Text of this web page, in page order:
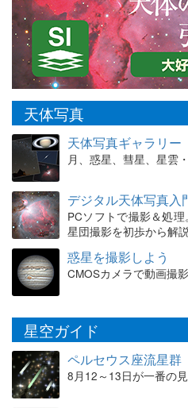
天体写真
天体写真ギャラリー
月、惑星、彗星、星雲
デジタル天体写真入
PCソフトで撮影＆処
星団撮影を初歩から解
惑星を撮影しよう
CMOSカメラで動画撮
星空ガイド
ペルセウス座流星群
8月12～13日が一番の